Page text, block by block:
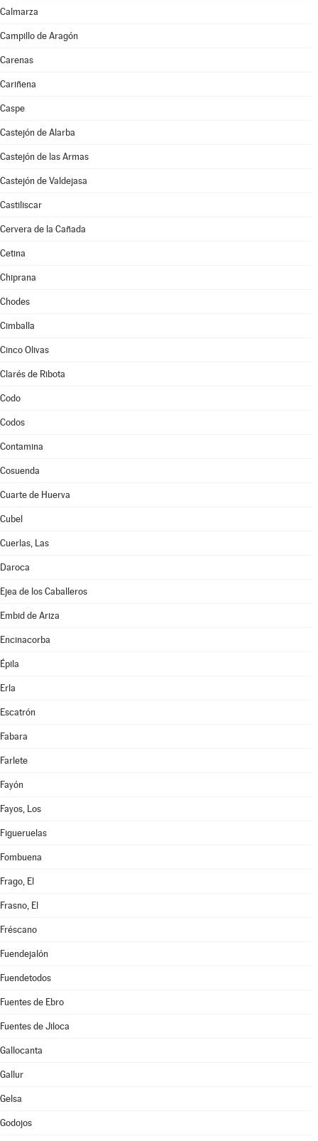
Calmarza
Campillo de Aragón
Carenas
Cariñena
Caspe
Castejón de Alarba
Castejón de las Armas
Castejón de Valdejasa
Castiliscar
Cervera de la Cañada
Cetina
Chiprana
Chodes
Cimballa
Cinco Olivas
Clarés de Ribota
Codo
Codos
Contamina
Cosuenda
Cuarte de Huerva
Cubel
Cuerlas, Las
Daroca
Ejea de los Caballeros
Embid de Ariza
Encinacorba
Épila
Erla
Escatrón
Fabara
Farlete
Fayón
Fayos, Los
Figueruelas
Fombuena
Frago, El
Frasno, El
Fréscano
Fuendejalón
Fuendetodos
Fuentes de Ebro
Fuentes de Jiloca
Gallocanta
Gallur
Gelsa
Godojos